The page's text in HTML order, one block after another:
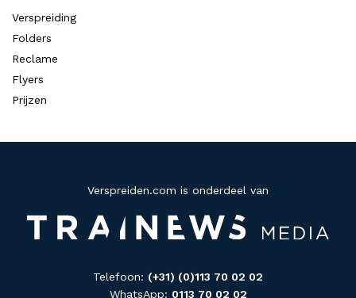
Verspreiding
Folders
Reclame
Flyers
Prijzen
Verspreiden.com is onderdeel van
Telefoon: (+31) (0)113 70 02 02
WhatsApp: 0113 70 02 02